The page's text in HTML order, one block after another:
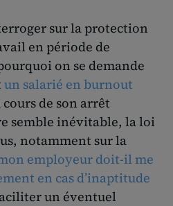
sur la protection
en période de
on se demande
un salarié en burnout
cours de son arrêt
semble inévitable, la loi
notamment sur la
employeur doit-il me
en cas d’inaptitude
un éventuel